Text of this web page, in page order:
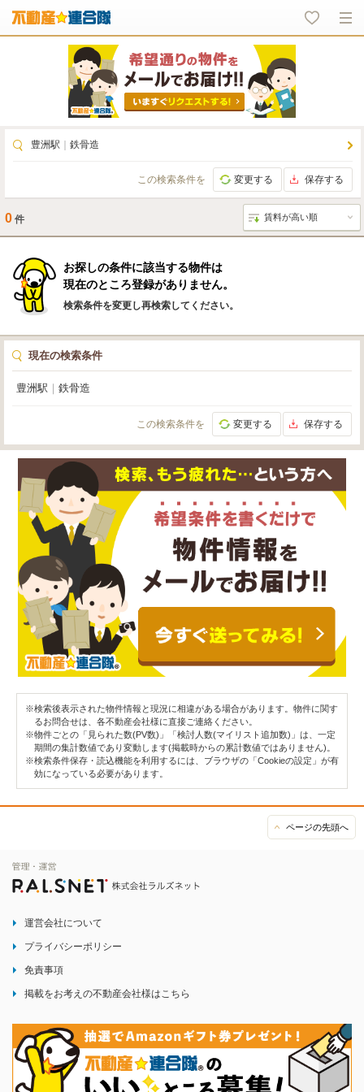
豊洲駅 鉄骨造
この検索条件を 変更する 保存する
0 件
お探しの条件に該当する物件は
現在のところ登録がありません。
検索条件を変更し再検索してください。
現在の検索条件
豊洲駅 鉄骨造
この検索条件を 変更する 保存する
※検索後表示された物件情報と現況に相違がある場合があります。物件に関す
るお問合せは、各不動産会社様に直接ご連絡ください。
※物件ごとの「見られた数(PV数)」「検討人数(マイリスト追加数)」は、一定
期間の集計数値であり変動します(掲載時からの累計数値ではありません)。
※検索条件保存・読込機能を利用するには、ブラウザの「Cookieの設定」が有
効になっている必要があります。
ページの先頭へ
運営会社について
プライバシーポリシー
免責事項
掲載をお考えの不動産会社様はこちら